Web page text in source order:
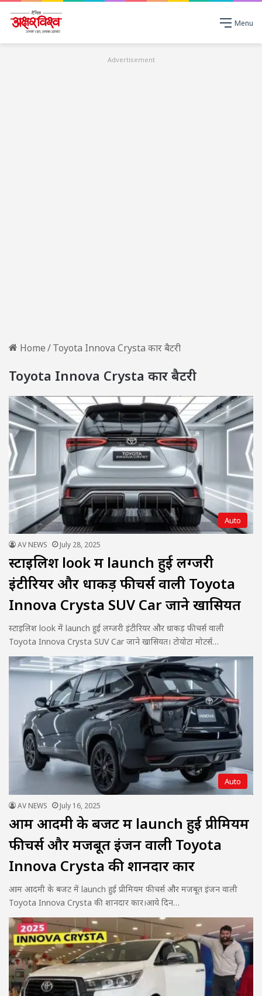
Menu
Advertisement
Home/Toyota Innova Crysta कार बैटरी
Toyota Innova Crysta कार बैटरी
Auto
AV NEWS July 28, 2025
स्टाइलिश look में launch हुई लग्जरी
इंटीरियर और धाकड़ फीचर्स वाली Toyota
Innova Crysta SUV Car जाने खासियत
स्टाइलिश look में launch हुई लग्जरी इंटीरियर और धाकड़ फीचर्स वाली
Toyota Innova Crysta SUV Car जाने खासियत। टोयोटा मोटर्स…
Auto
AV NEWS July 16, 2025
आम आदमी के बजट में launch हुई प्रीमियम
फीचर्स और मजबूत इंजन वाली Toyota
Innova Crysta की शानदार कार
आम आदमी के बजट में launch हुई प्रीमियम फीचर्स और मजबूत इंजन वाली
Toyota Innova Crysta की शानदार कार।आये दिन…